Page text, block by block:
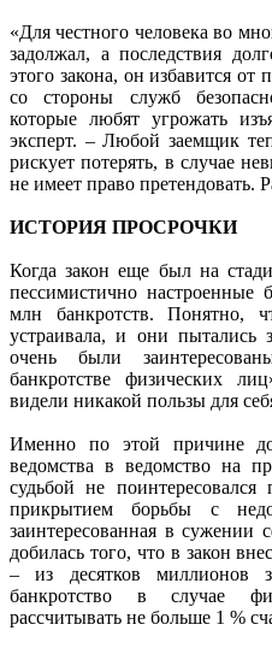
«Для честного человека во
задолжал, а последствия
этого закона, он избавится от
со стороны служб
которые любят угрожать
эксперт. – Любой заемщик
рискует потерять, в случае
не имеет право претендовать.
ИСТОРИЯ ПРОСРОЧКИ
Когда закон еще был на
пессимистично настроенные
млн банкротств. Понятно,
устраивала, и они пытались
очень были
банкротстве физических
видели никакой пользы для
Именно по этой причине
ведомства в ведомство на
судьбой не
прикрытием борьбы с
заинтересованная в сужении
добилась того, что в закон
– из десятков миллионов
банкротство в случае
рассчитывать не больше 1 %